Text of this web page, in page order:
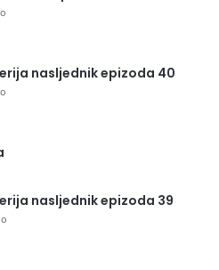
nasljednik epizoda 40
nasljednik epizoda 39